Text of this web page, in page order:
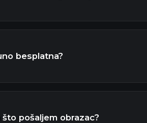
besplatna?
pošaljem obrazac?